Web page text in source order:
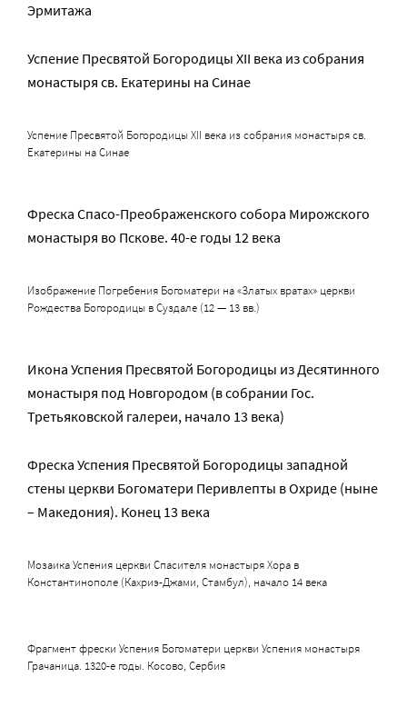
Эрмитажа
Успение Пресвятой Богородицы XII века из собрания
монастыря св. Екатерины на Синае
Успение Пресвятой Богородицы XII века из собрания монастыря св.
Екатерины на Синае
Фреска Спасо-Преображенского собора Мирожского
монастыря во Пскове. 40-е годы 12 века
Изображение Погребения Богоматери на «Златых вратах» церкви
Рождества Богородицы в Суздале (12 — 13 вв.)
Икона Успения Пресвятой Богородицы из Десятинного
монастыря под Новгородом (в собрании Гос.
Третьяковской галереи, начало 13 века)
Фреска Успения Пресвятой Богородицы западной
стены церкви Богоматери Перивлепты в Охриде (ныне
– Македония). Конец 13 века
Мозаика Успения церкви Спасителя монастыря Хора в
Константинополе (Кахриэ-Джами, Стамбул), начало 14 века
Фрагмент фрески Успения Богоматери церкви Успения монастыря
Грачаница. 1320-е годы. Косово, Сербия